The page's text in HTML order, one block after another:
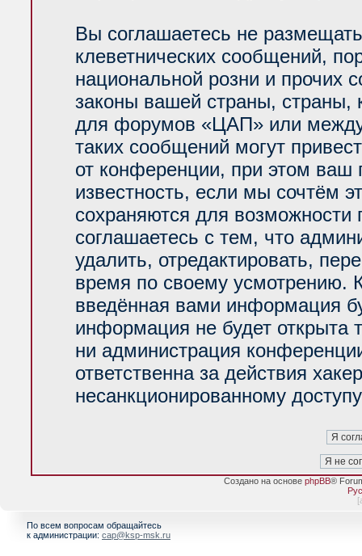
Вы соглашаетесь не
клеветнических сообщений,
национальной розни и прочих
законы вашей страны, страны,
для форумов «ЦАП» или
таких сообщений могут
от конференции, при этом ваш
известность, если мы сочтём
сохраняются для возможности
соглашаетесь с тем, что
удалить, отредактировать,
время по своему усмотрению.
введённая вами информация
информация не будет открыта
ни администрация
ответственна за действия
несанкционированному
Создано на основе phpBB®
[
По всем вопросам обращайтесь
к администрации: cap@ksp-msk.ru